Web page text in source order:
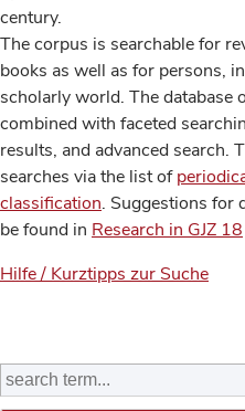
century.
The corpus is searchable for
books as well as for persons,
scholarly world. The database
combined with faceted
results, and advanced search.
searches via the list of
classification. Suggestions for
be found in Research in GJZ 18
Hilfe / Kurztipps zur Suche